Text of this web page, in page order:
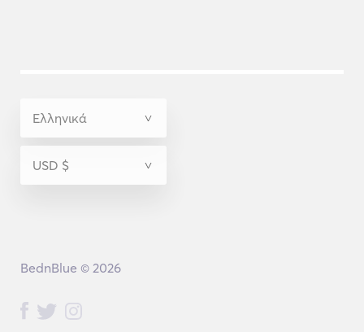
BednBlue © 2026